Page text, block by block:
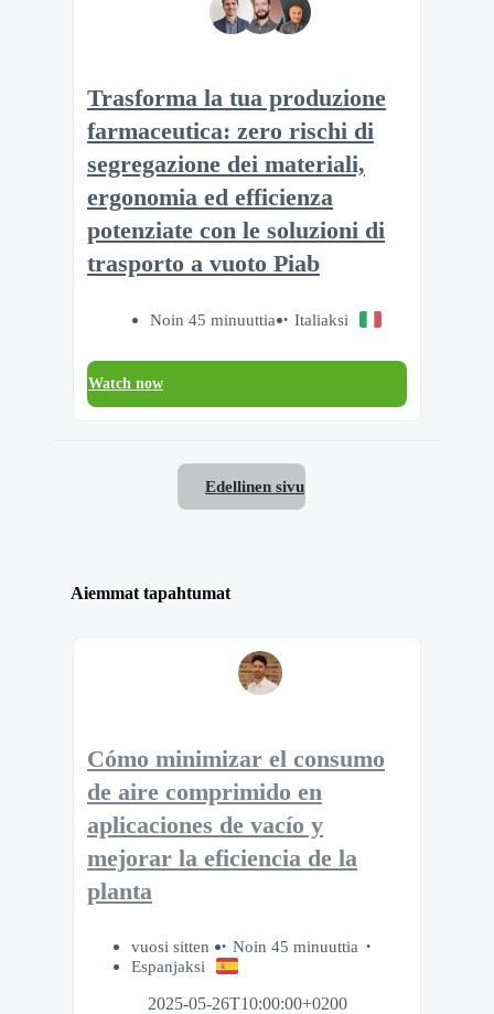
Trasforma la tua produzione
farmaceutica: zero rischi di
segregazione dei materiali,
ergonomia ed efficienza
potenziate con le soluzioni di
trasporto a vuoto Piab
Noin 45 minuuttia Italiaksi
Watch now
Edellinen sivu
Aiemmat tapahtumat
Cómo minimizar el consumo
de aire comprimido en
aplicaciones de vacío y
mejorar la eficiencia de la
planta
vuosi sitten
Noin 45 minuuttia
Espanjaksi
2025-05-26T10:00:00+0200